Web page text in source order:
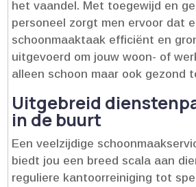
het vaandel.​ Met toegewijd en
personeel zorgt men ervoor dat
schoonmaaktaak efficiënt en
uitgevoerd om jouw woon- of
alleen schoon maar ook gezond
Uitgebreid
in de buurt
Een veelzijdige
biedt jou een breed scala aan
reguliere kantoorreiniging tot